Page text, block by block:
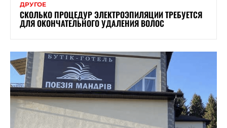
ДРУГОЕ
СКОЛЬКО ПРОЦЕДУР ЭЛЕКТРОЭПИЛЯЦИИ ТРЕБУЕТСЯ
ДЛЯ ОКОНЧАТЕЛЬНОГО УДАЛЕНИЯ ВОЛОС